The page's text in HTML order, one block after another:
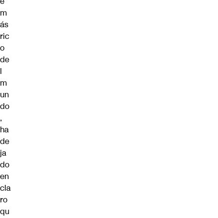
m
ás
ric
o
de
l
m
un
do
,
ha
de
ja
do
en
cla
ro
qu